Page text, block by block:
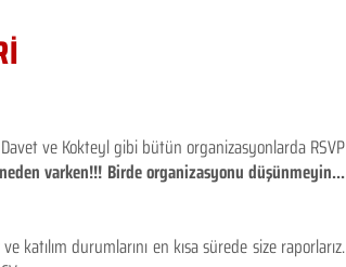
Davet ve Kokteyl gibi bütün organizasyonlarda RSVP
varken!!! Birde organizasyonu düşünmeyin...
durumlarını en kısa sürede size raporlarız.